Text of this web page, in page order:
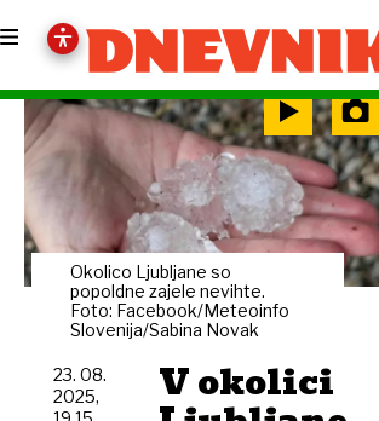
Okolico Ljubljane so
popoldne zajele nevihte.
Foto: Facebook/Meteoinfo
Slovenija/Sabina Novak
V okolici
23. 08.
2025,